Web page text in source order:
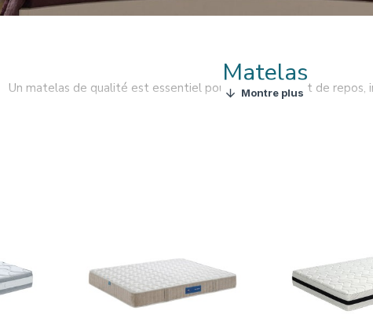
Matelas
Un matelas de qualité est essentiel pour une bonne nuit de repos,
large sélection de matelas de différents types et tailles afin que